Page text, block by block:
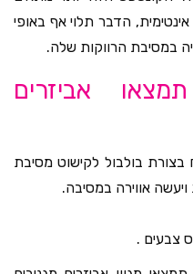
הדבר תלוי אף באופי
במסיבת הרווקות שלה.
אביזרים
בולבול לקישוט מסיבת
אווירה במסיבה.